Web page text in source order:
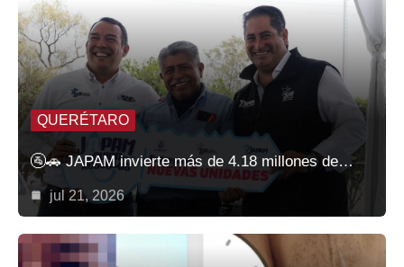
QUERÉTARO
🚰🚗 JAPAM invierte más de 4.18 millones de…
jul 21, 2026